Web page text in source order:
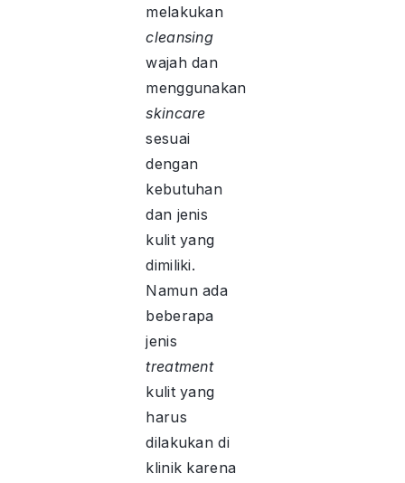
melakukan
cleansing
wajah dan
menggunakan
skincare
sesuai
dengan
kebutuhan
dan jenis
kulit yang
dimiliki.
Namun ada
beberapa
jenis
treatment
kulit yang
harus
dilakukan di
klinik karena